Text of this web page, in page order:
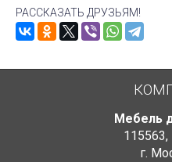
РАССКАЗАТЬ ДРУЗЬЯМ!
Мебель
115563,
г.